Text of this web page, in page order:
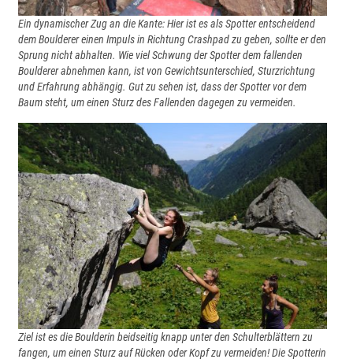
Ein dynamischer Zug an die Kante: Hier ist es als Spotter entscheidend
dem Boulderer einen Impuls in Richtung Crashpad zu geben, sollte er den
Sprung nicht abhalten. Wie viel Schwung der Spotter dem fallenden
Boulderer abnehmen kann, ist von Gewichtsunterschied, Sturzrichtung
und Erfahrung abhängig. Gut zu sehen ist, dass der Spotter vor dem
Baum steht, um einen Sturz des Fallenden dagegen zu vermeiden.
Ziel ist es die Boulderin beidseitig knapp unter den Schulterblättern zu
fangen, um einen Sturz auf Rücken oder Kopf zu vermeiden! Die Spotterin